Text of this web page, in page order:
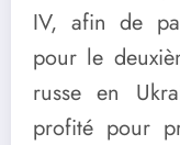
IV, afin de
pour le
russe en
profité pour